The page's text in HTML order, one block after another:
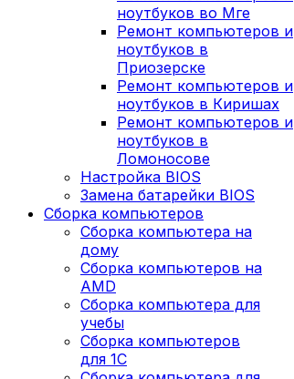
ноутбуков во Мге
Ремонт компьютеров и
ноутбуков в
Приозерске
Ремонт компьютеров и
ноутбуков в Киришах
Ремонт компьютеров и
ноутбуков в
Ломоносове
Настройка BIOS
Замена батарейки BIOS
Сборка компьютеров
Сборка компьютера на
дому
Сборка компьютеров на
AMD
Сборка компьютера для
учебы
Сборка компьютеров
для 1С